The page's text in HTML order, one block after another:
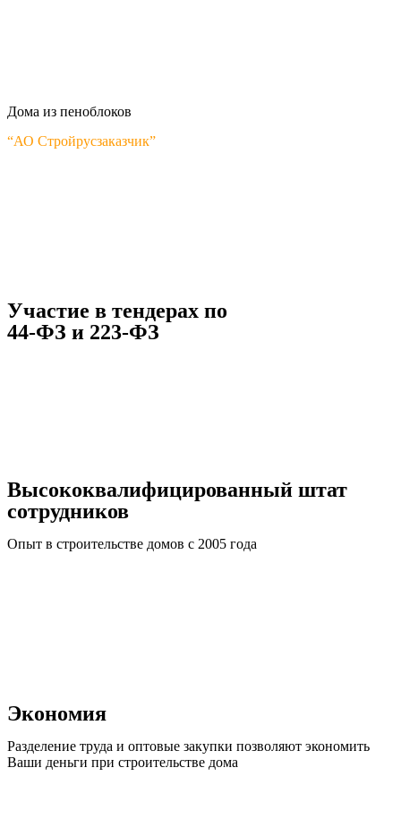
Дома из пеноблоков
“АО Стройрусзаказчик”
Участие в тендерах по
44-ФЗ и 223-ФЗ
Высококвалифицированный штат
сотрудников
Опыт в строительстве домов с 2005 года
Экономия
Разделение труда и оптовые закупки позволяют экономить
Ваши деньги при строительстве дома